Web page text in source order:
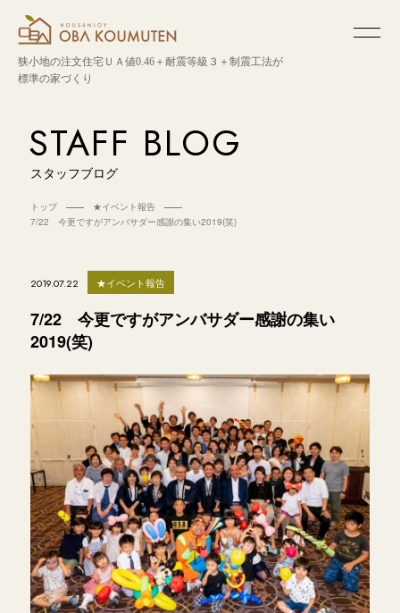
狭小地の注文住宅ＵＡ値0.46＋耐震等級３＋制震工法が
標準の家づくり
STAFF BLOG
スタッフブログ
トップ
★イベント報告
7/22 今更ですがアンバサダー感謝の集い2019(笑)
2019.07.22 ★イベント報告
7/22 今更ですがアンバサダー感謝の集い
2019(笑)